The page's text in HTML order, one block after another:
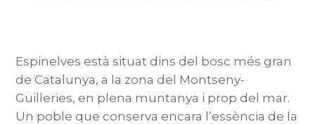
Espinelves està situat dins del bosc més gran
de Catalunya, a la zona del Montseny-
Guilleries, en plena muntanya i prop del mar.
Un poble que conserva encara l’essència de la